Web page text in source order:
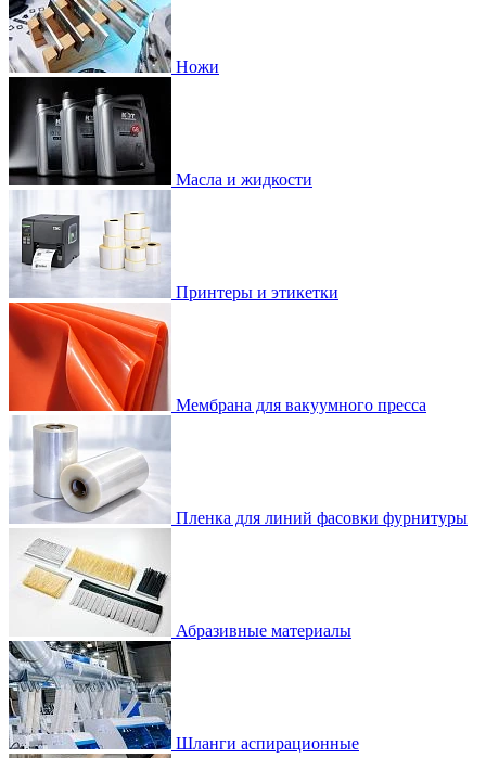
Ножи
Масла и жидкости
Принтеры и этикетки
Мембрана для вакуумного пресса
Пленка для линий фасовки фурнитуры
Абразивные материалы
Шланги аспирационные